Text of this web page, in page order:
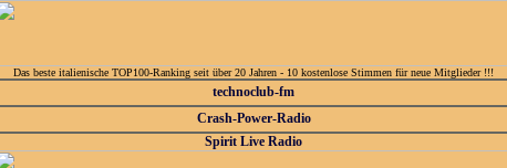
Das beste italienische TOP100-Ranking seit über 20 Jahren - 10 kostenlose Stimmen für neue Mitglieder !!!
technoclub-fm
Crash-Power-Radio
Spirit Live Radio